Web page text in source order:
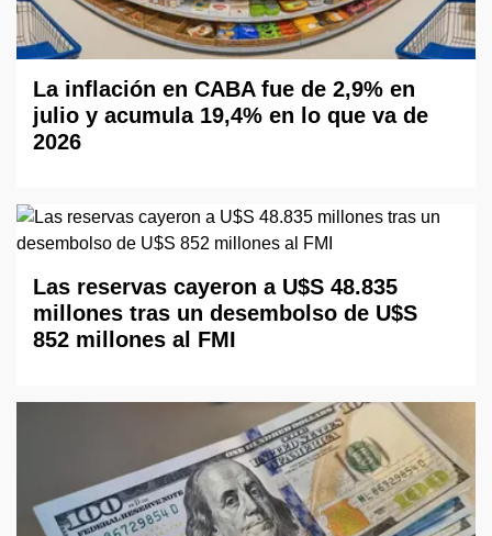
La inflación en CABA fue de 2,9% en
julio y acumula 19,4% en lo que va de
2026
Las reservas cayeron a U$S 48.835
millones tras un desembolso de U$S
852 millones al FMI